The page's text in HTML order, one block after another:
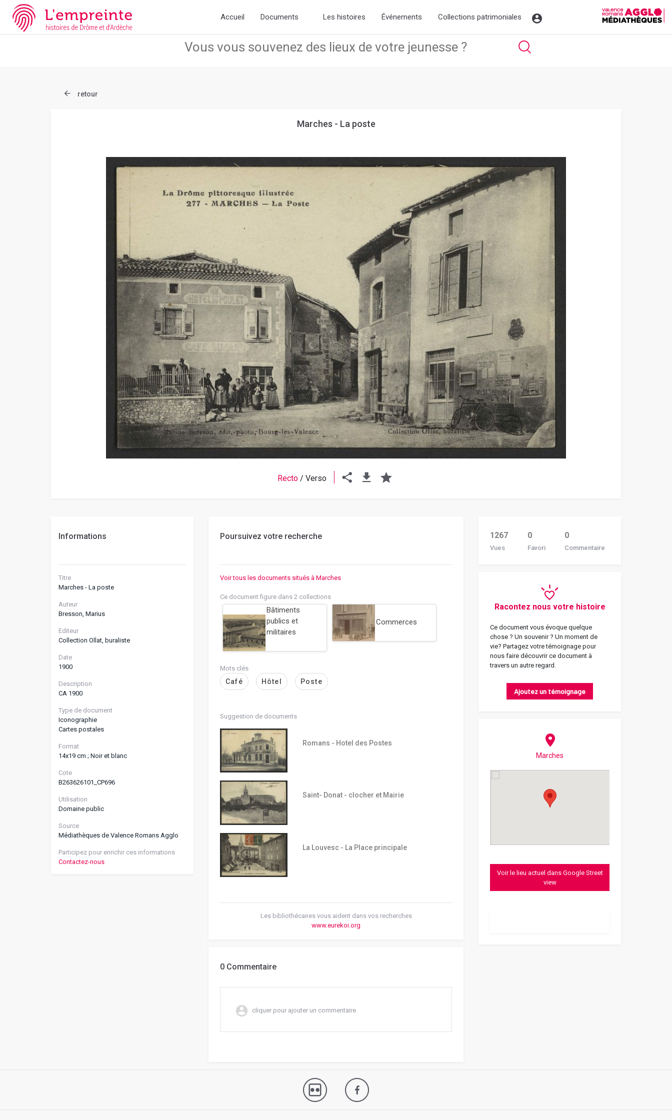
Array ( [slug] => document [ref] => B263626101_CP696 )
Accueil Documents Les histoires Événements Collections patrimoniales
retour
Marches - La poste
Recto/ Verso
Informations
Titre
Marches - La poste
Auteur
Bresson, Marius
Editeur
Collection Ollat, buraliste
Date
1900
Description
CA 1900
Type de document
Iconographie
Cartes postales
Format
14x19 cm ; Noir et blanc
Cote
B263626101_CP696
Utilisation
Domaine public
Source
Médiathèques de Valence Romans Agglo
Participez pour enrichir ces informations
Contactez-nous
Poursuivez votre recherche
Voir tous les documents situés à Marches
Ce document figure dans 2 collections
Bâtiments
publics et
militaires
Commerces
Mots clés
Café Hôtel Poste
Suggestion de documents
Romans - Hotel des Postes
Saint- Donat - clocher et Mairie
La Louvesc - La Place principale
Les bibliothécaires vous aident dans vos recherches
www.eurekoi.org
0 Commentaire
cliquer pour ajouter un commentaire
1267
Vues
0
Favori
0
Commentaire
Racontez nous votre histoire
Ce document vous évoque quelque
chose ? Un souvenir ? Un moment de
vie? Partagez votre témoignage pour
nous faire découvrir ce document à
travers un autre regard.
Ajoutez un témoignage
Marches
Voir le lieu actuel dans Google Street
view